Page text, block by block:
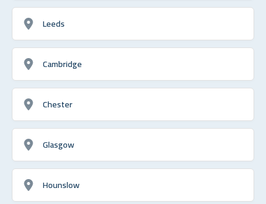
Leeds
Cambridge
Chester
Glasgow
Hounslow